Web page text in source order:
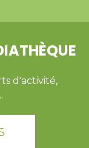
d'activité,